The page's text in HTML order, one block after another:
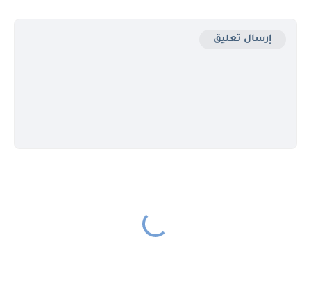
إرسال تعليق